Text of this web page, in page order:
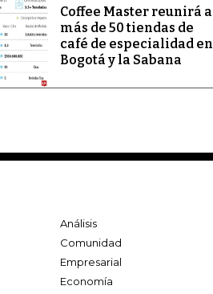
Coffee Master reunirá a
más de 50 tiendas de
café de especialidad en
Bogotá y la Sabana
Análisis
Comunidad
Empresarial
Economía